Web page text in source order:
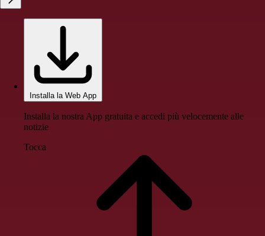
Installa la Web App
Installa la nostra App gratuita e accedi più velocemente alle
notizie
Tocca